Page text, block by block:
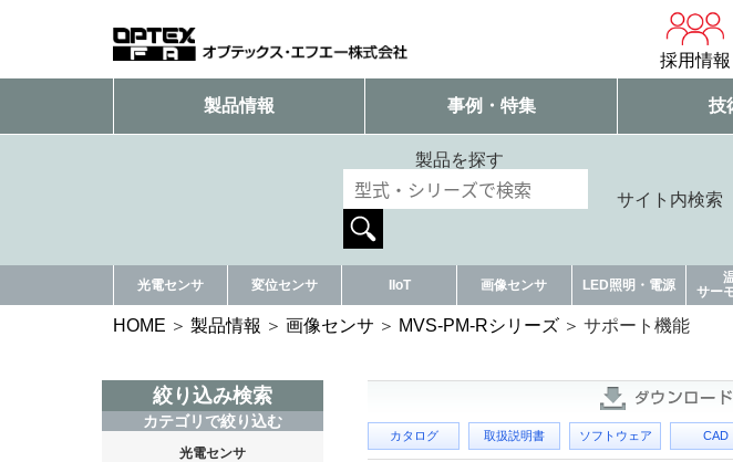
採用情報
製品情報 事例・特集 技
製品を探す
サイト内検索
光電センサ 変位センサ IIoT 画像センサ LED照明・電源
サー
HOME 製品情報 画像センサ MVS-PM-Rシリーズ サポート機能
絞り込み検索
カテゴリで絞り込む
光電センサ
カタログ 取扱説明書 ソフトウェア CAD